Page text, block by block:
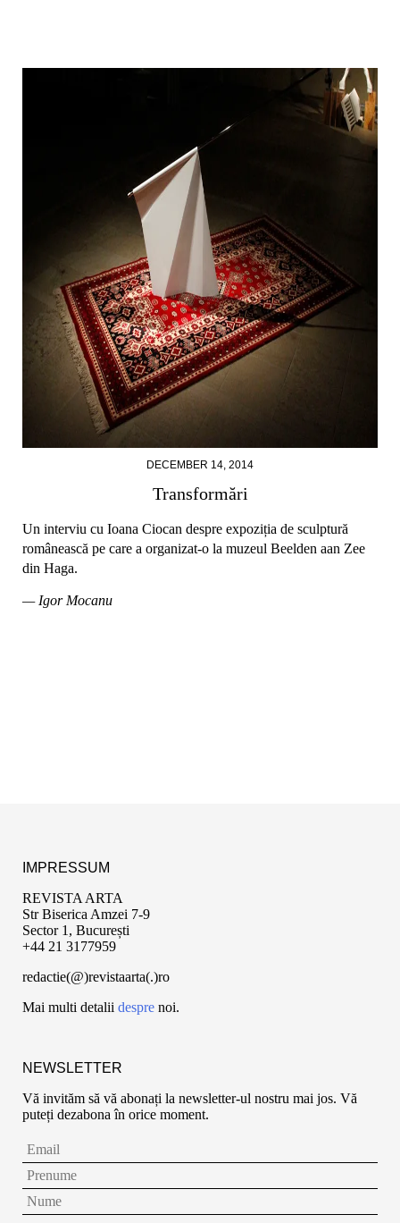
DECEMBER 14, 2014
Transformări
Un interviu cu Ioana Ciocan despre expoziția de sculptură
românească pe care a organizat-o la muzeul Beelden aan Zee
din Haga.
— Igor Mocanu
IMPRESSUM
REVISTA ARTA
Str Biserica Amzei 7-9
Sector 1, București
+44 21 3177959
redactie(@)revistaarta(.)ro
Mai multi detalii despre noi.
NEWSLETTER
Vă invităm să vă abonați la newsletter-ul nostru mai jos. Vă
puteți dezabona în orice moment.